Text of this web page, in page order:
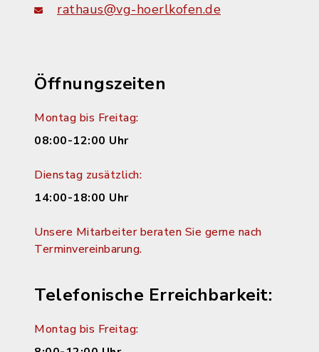
rathaus@vg-hoerlkofen.de
Öffnungszeiten
Montag bis Freitag:
08:00-12:00 Uhr
Dienstag zusätzlich:
14:00-18:00 Uhr
Unsere Mitarbeiter beraten Sie gerne nach
Terminvereinbarung.
Telefonische Erreichbarkeit:
Montag bis Freitag: